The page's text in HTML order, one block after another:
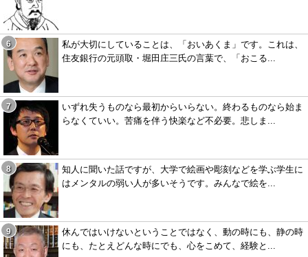
私が大切にしていることは、「おいあくま」です。これは、
住友銀行の元頭取・堀田庄三氏の言葉で、「おこる...
いずれ失うものなら最初からいらない。終わるものなら始ま
らなくていい。苦痛を伴う快楽など不必要。悲しま...
知人に聞いた話ですが、大学で絵画や彫刻などを学ぶ学生に
はメンタルの弱い人が多いそうです。みんなで絵を...
休んではいけないということではなく、動の時にも、静の時
にも、たとえどんな時にでも、心をこめて、経験と...